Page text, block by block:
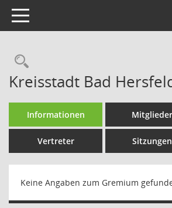
Toggle navigation
Rechercheauswahl
Kreisstadt Bad
Informationen Mitglieder
Vertreter Sitzungen
Keine Angaben zum Gremium